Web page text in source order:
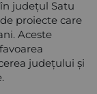
județul Satu
proiecte care
Aceste
județului și